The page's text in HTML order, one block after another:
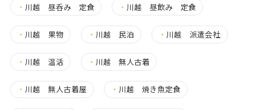
・ 川越 昼呑み 定食 ・ 川越 昼飲み 定食
・ 川越 果物 ・ 川越 民泊 ・ 川越 派遣会社
・ 川越 温活 ・ 川越 無人古着
・ 川越 無人古着屋 ・ 川越 焼き魚定食